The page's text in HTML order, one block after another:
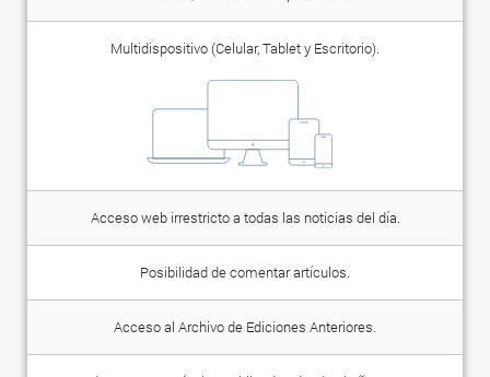
Multidispositivo (Celular, Tablet y Escritorio).
Acceso web irrestricto a todas las noticias del día.
Posibilidad de comentar artículos.
Acceso al Archivo de Ediciones Anteriores.